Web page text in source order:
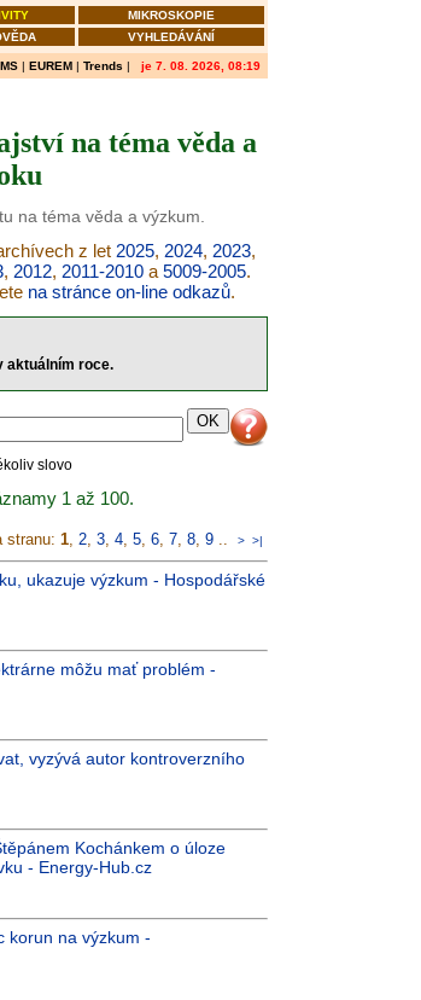
MIKROSKOPIE
VYHLEDÁVÁNÍ
| EUREM | Trends | je 7. 08. 2026, 08:19
na téma věda a
na téma věda a výzkum.
z let 2025, 2024, 2023,
, 2012, 2011-2010a 5009-2005.
na stránce on-line odkazů.
aktuálním roce.
slovo
1 až 100.
stranu: 1, 2, 3, 4, 5, 6, 7, 8, 9 .. > >|
ukazuje výzkum - Hospodářské
môžu mať problém -
vyzývá autor kontroverzního
Kochánkem o úloze
- Energy-Hub.cz
korun na výzkum -